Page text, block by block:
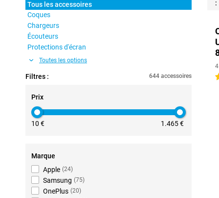
Tous les accessoires
Coques
Chargeurs
Écouteurs
Protections d'écran
Toutes les options
Filtres : 644 accessoires
Prix
10 € 1.465 €
Marque
Apple (24)
Samsung (75)
OnePlus (20)
: